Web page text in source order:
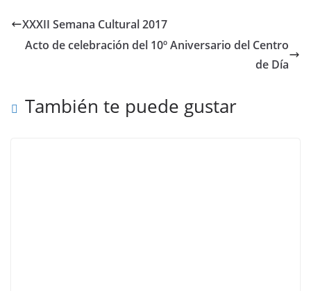
XXXII Semana Cultural 2017
Acto de celebración del 10º Aniversario del Centro
de Día
También te puede gustar